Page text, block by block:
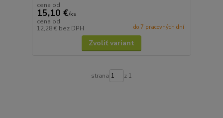
cena od
15,10 €/ks
cena od
12,28 € bez DPH do 7 pracovných dní
Zvoliť variant
strana z 1